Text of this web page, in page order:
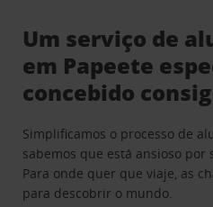
Um serviço de
em Papeete
concebido
Simplificamos o processo de
sabemos que está ansioso por
Para onde quer que viaje, as
para descobrir o mundo.